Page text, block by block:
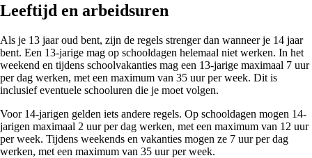
Leeftijd en arbeidsuren
Als je 13 jaar oud bent, zijn de regels strenger dan wanneer je 14 jaar
bent. Een 13-jarige mag op schooldagen helemaal niet werken. In het
weekend en tijdens schoolvakanties mag een 13-jarige maximaal 7 uur
per dag werken, met een maximum van 35 uur per week. Dit is
inclusief eventuele schooluren die je moet volgen.
Voor 14-jarigen gelden iets andere regels. Op schooldagen mogen 14-
jarigen maximaal 2 uur per dag werken, met een maximum van 12 uur
per week. Tijdens weekends en vakanties mogen ze 7 uur per dag
werken, met een maximum van 35 uur per week.